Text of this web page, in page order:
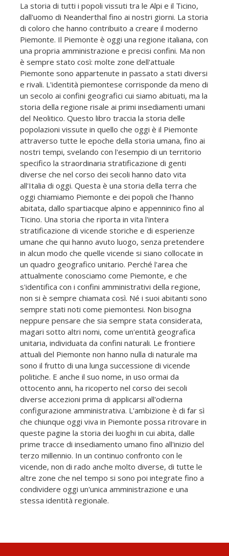
La storia di tutti i popoli vissuti tra le Alpi e il Ticino,
dall'uomo di Neanderthal fino ai nostri giorni. La storia
di coloro che hanno contribuito a creare il moderno
Piemonte. Il Piemonte è oggi una regione italiana, con
una propria amministrazione e precisi confini. Ma non
è sempre stato così: molte zone dell'attuale
Piemonte sono appartenute in passato a stati diversi
e rivali. L'identità piemontese corrisponde da meno di
un secolo ai confini geografici cui siamo abituati, ma la
storia della regione risale ai primi insediamenti umani
del Neolitico. Questo libro traccia la storia delle
popolazioni vissute in quello che oggi è il Piemonte
attraverso tutte le epoche della storia umana, fino ai
nostri tempi, svelando con l'esempio di un territorio
specifico la straordinaria stratificazione di genti
diverse che nel corso dei secoli hanno dato vita
all'Italia di oggi. Questa è una storia della terra che
oggi chiamiamo Piemonte e dei popoli che l'hanno
abitata, dallo spartiacque alpino e appenninico fino al
Ticino. Una storia che riporta in vita l'intera
stratificazione di vicende storiche e di esperienze
umane che qui hanno avuto luogo, senza pretendere
in alcun modo che quelle vicende si siano collocate in
un quadro geografico unitario. Perché l'area che
attualmente conosciamo come Piemonte, e che
s'identifica con i confini amministrativi della regione,
non si è sempre chiamata così. Né i suoi abitanti sono
sempre stati noti come piemontesi. Non bisogna
neppure pensare che sia sempre stata considerata,
magari sotto altri nomi, come un'entità geografica
unitaria, individuata da confini naturali. Le frontiere
attuali del Piemonte non hanno nulla di naturale ma
sono il frutto di una lunga successione di vicende
politiche. E anche il suo nome, in uso ormai da
ottocento anni, ha ricoperto nel corso dei secoli
diverse accezioni prima di applicarsi all'odierna
configurazione amministrativa. L'ambizione è di far sì
che chiunque oggi viva in Piemonte possa ritrovare in
queste pagine la storia dei luoghi in cui abita, dalle
prime tracce di insediamento umano fino all'inizio del
terzo millennio. In un continuo confronto con le
vicende, non di rado anche molto diverse, di tutte le
altre zone che nel tempo si sono poi integrate fino a
condividere oggi un'unica amministrazione e una
stessa identità regionale.